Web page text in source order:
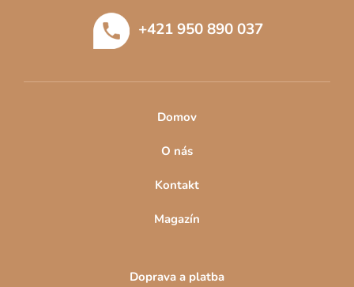
+421 950 890 037
Domov
O nás
Kontakt
Magazín
Doprava a platba